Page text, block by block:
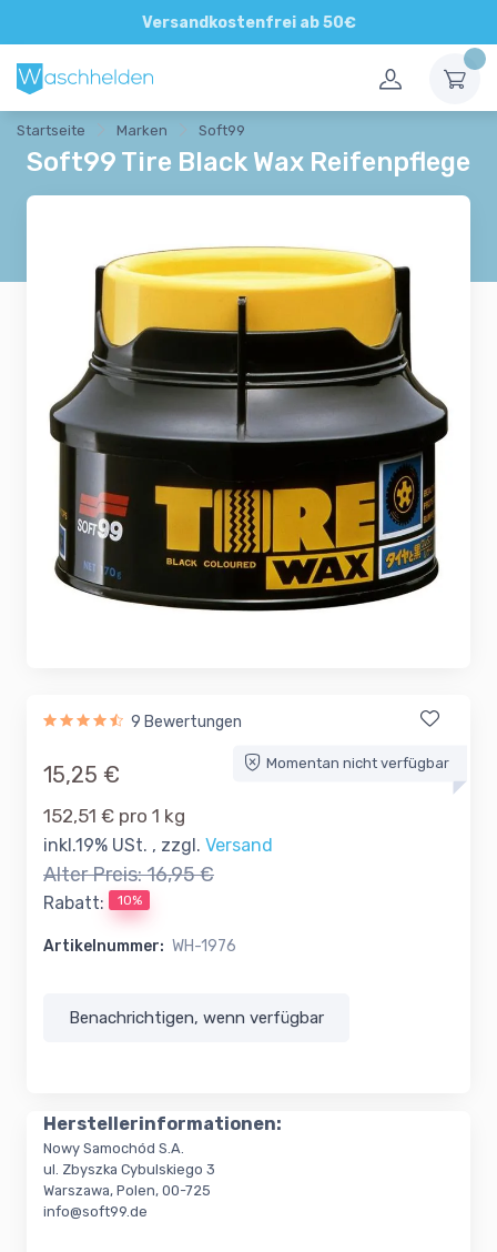
Versandkostenfrei ab 50€
Direkte und persönliche Beratung
Startseite Marken Soft99
Soft99 Tire Black Wax Reifenpflege
9 Bewertungen
Momentan nicht verfügbar
15,25 €
152,51 € pro 1 kg
inkl.19% USt. , zzgl. Versand
Alter Preis:16,95 €
Rabatt: 10%
Artikelnummer: WH-1976
Benachrichtigen, wenn verfügbar
Herstellerinformationen:
Nowy Samochód S.A.
ul. Zbyszka Cybulskiego 3
Warszawa, Polen, 00-725
info@soft99.de